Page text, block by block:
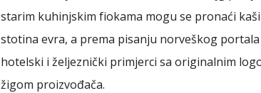
starim kuhinjskim fiokama mogu se pronaći
stotina evra, a prema pisanju norveškog
hotelski i željeznički primjerci sa originalnim
žigom proizvođača.